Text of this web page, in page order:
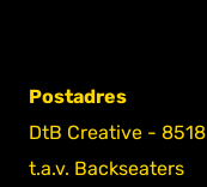
Postadres
DtB Creative - 8518
t.a.v. Backseaters